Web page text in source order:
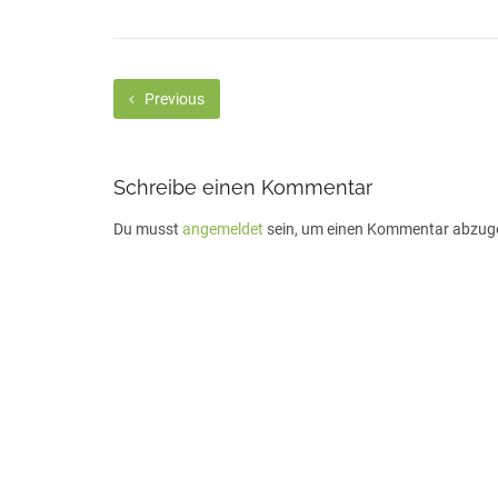
Previous
Schreibe einen Kommentar
Du musst angemeldet sein, um einen Kommentar